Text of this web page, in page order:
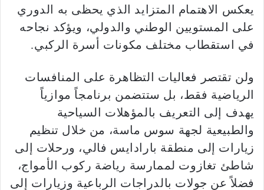
يعكس الاهتمام المتزايد الذي يحظى به الدوري
على المستويين الوطني والدولي، ويؤكد نجاحه
في استقطاب مختلف مكونات أسرة الركبي.
ولن تقتصر فعاليات التظاهرة على المنافسات
الرياضية فقط، بل ستتضمن برنامجاً موازياً
يهدف إلى التعريف بالمؤهلات السياحية
والطبيعية لجهة سوس ماسة، من خلال تنظيم
زيارات إلى منطقة بارادايس فالي، ورحلات إلى
شاطئ تغازوت لممارسة رياضة ركوب الأمواج،
فضلاً عن جولات بالدراجات الرباعية وزيارات إلى